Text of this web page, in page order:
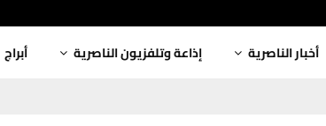
أخبار الناصرية إذاعة وتلفزيون الناصرية أبراج